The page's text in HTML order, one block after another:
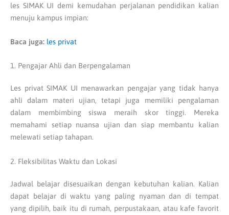
les SIMAK UI demi kemudahan perjalanan pendidikan kalian
menuju kampus impian:
Baca juga: les privat
1. Pengajar Ahli dan Berpengalaman
Les privat SIMAK UI menawarkan pengajar yang tidak hanya
ahli dalam materi ujian, tetapi juga memiliki pengalaman
dalam membimbing siswa meraih skor tinggi. Mereka
memahami setiap nuansa ujian dan siap membantu kalian
melewati setiap tahapan.
2. Fleksibilitas Waktu dan Lokasi
Jadwal belajar disesuaikan dengan kebutuhan kalian. Kalian
dapat belajar di waktu yang paling nyaman dan di tempat
yang dipilih, baik itu di rumah, perpustakaan, atau kafe favorit